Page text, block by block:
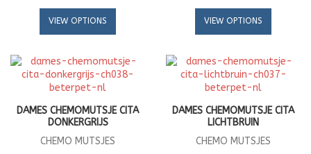
VIEW OPTIONS VIEW OPTIONS
DAMES CHEMOMUTSJE CITA
DONKERGRIJS
CHEMO MUTSJES
DAMES CHEMOMUTSJE CITA
LICHTBRUIN
CHEMO MUTSJES